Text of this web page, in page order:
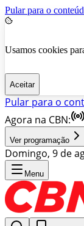
Pular para o
Usamos cookies
Aceitar
Pular para o
Agora na CBN:
Ver programação
Domingo, 9 de
Menu